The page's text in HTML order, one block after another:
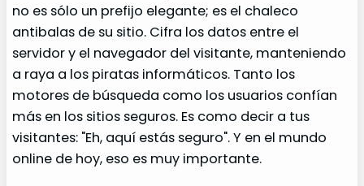
no es sólo un prefijo elegante; es el chaleco
antibalas de su sitio. Cifra los datos entre el
servidor y el navegador del visitante, manteniendo
a raya a los piratas informáticos. Tanto los
motores de búsqueda como los usuarios confían
más en los sitios seguros. Es como decir a tus
visitantes: "Eh, aquí estás seguro". Y en el mundo
online de hoy, eso es muy importante.